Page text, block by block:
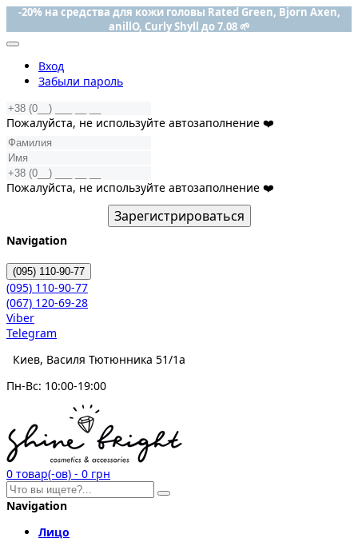
-20% на средства для кожи головы Rated Green, Bjorn Axen,
anillO, Curly Shyll до 7.08 🌱
Вход
Забыли пароль
Пожалуйста, не используйте автозаполнение ❤️
Пожалуйста, не используйте автозаполнение ❤️
Зарегистрироваться
Navigation
(095) 110-90-77
(095) 110-90-77
(067) 120-69-28
Viber
Telegram
Киев, Василя Тютюнника 51/1а
Пн-Вс: 10:00-19:00
0 товар(-ов) - 0 грн
Navigation
Лицо